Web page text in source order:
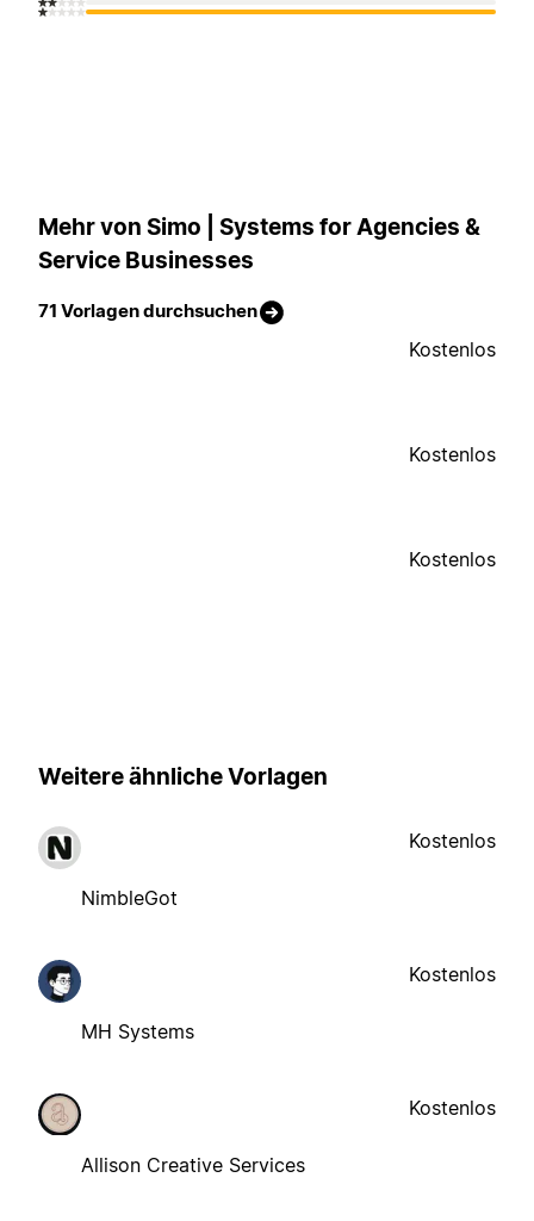
Mehr von Simo | Systems for Agencies &
Service Businesses
71 Vorlagen durchsuchen
Kostenlos
Kostenlos
Kostenlos
Weitere ähnliche Vorlagen
NimbleGot
Kostenlos
MH Systems
Kostenlos
Allison Creative Services
Kostenlos